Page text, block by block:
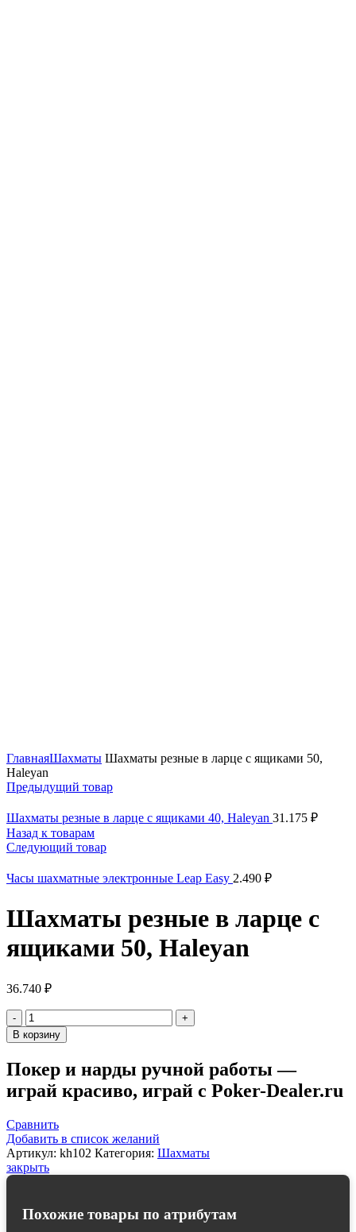
ГлавнаяШахматы Шахматы резные в ларце с ящиками 50,
Haleyan
Предыдущий товар
Шахматы резные в ларце с ящиками 40, Haleyan 31.175 ₽
Назад к товарам
Следующий товар
Часы шахматные электронные Leap Easy 2.490 ₽
Шахматы резные в ларце с
ящиками 50, Haleyan
36.740 ₽
Количество
товара
Шахматы
в
ларце
с
50,
Haleyan
В корзину
Покер и нарды ручной работы —
играй красиво, играй с Poker-Dealer.ru
Сравнить
Добавить в список желаний
Артикул: kh102 Категория: Шахматы
закрыть
Похожие товары по атрибутам